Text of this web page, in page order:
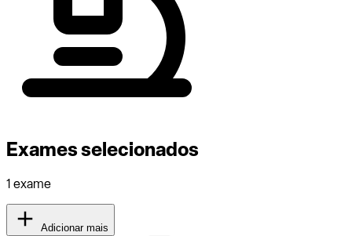
Exames selecionados
1 exame
Adicionar mais